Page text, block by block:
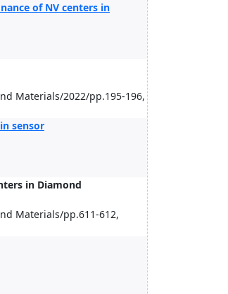
of NV centers in
Materials/2022/pp.195-196,
sensor
in Diamond
Materials/pp.611-612,